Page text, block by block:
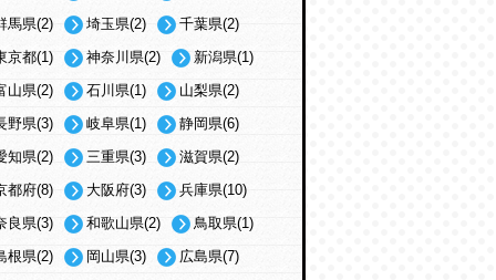
馬県(2)
埼玉県(2)
千葉県(2)
京都(1)
神奈川県(2)
新潟県(1)
山県(2)
石川県(1)
山梨県(2)
野県(3)
岐阜県(1)
静岡県(6)
知県(2)
三重県(3)
滋賀県(2)
都府(8)
大阪府(3)
兵庫県(10)
良県(3)
和歌山県(2)
鳥取県(1)
根県(2)
岡山県(3)
広島県(7)